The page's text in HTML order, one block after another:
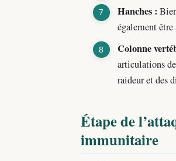
Hanches :
également
Colonne
articulations
raideur et des
Étape de
immunitaire